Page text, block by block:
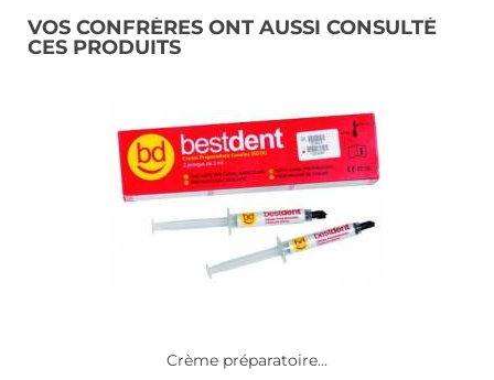
VOS CONFRÈRES ONT AUSSI CONSULTÉ
CES PRODUITS
Crème préparatoire...